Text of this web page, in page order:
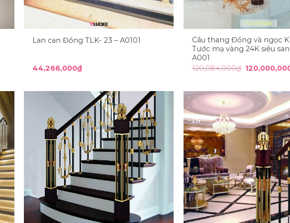
Lan can Đồng TLK- 23 – A0101
44,266,000₫
Cầu thang Đồng và ngọc
Tước mạ vàng 24K siêu
A001
120,084,000₫ Giá
-1%